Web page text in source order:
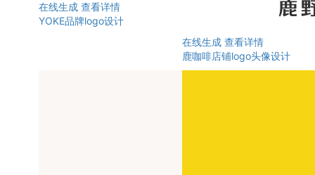
在线生成 查看详情
YOKE品牌logo设计
在线生成 查看详情
鹿咖啡店铺logo头像设计